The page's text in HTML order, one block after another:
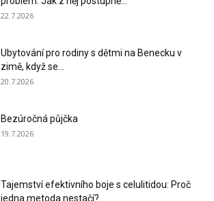
22.7.2026
Ubytování pro rodiny s dětmi na Benecku v
zimě, když se...
20.7.2026
Bezúročná půjčka
19.7.2026
Tajemství efektivního boje s celulitidou: Proč
jedna metoda nestačí?